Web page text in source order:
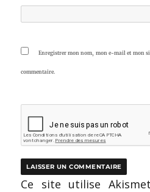
Enregistrer mon nom, mon e-mail et mon
commentaire.
Ce site utilise